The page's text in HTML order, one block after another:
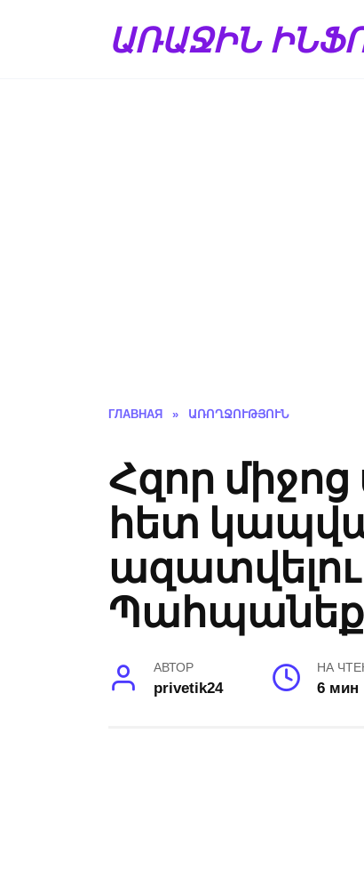
ԱՌԱՋԻՆ
ГЛАВНАЯ » ԱՌՈՂՋՈՒԹՅՈՒՆ
Հզոր
հետ
ազատվելու
АВТОР
privetik24
НА
6 мин